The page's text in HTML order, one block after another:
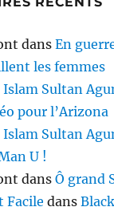
dansEn
les femmes
Sultan
pour l’Arizona
Sultan
U !
dansÔ grand
Facile dans